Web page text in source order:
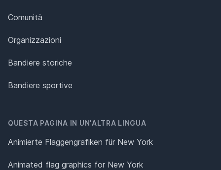
Comunità
Organizzazioni
Bandiere storiche
Bandiere sportive
QUESTA PAGINA IN UN'ALTRA LINGUA
Animierte Flaggengrafiken für New York
Animated flag graphics for New York